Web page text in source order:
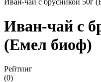
Иван-чай с
(Емел биоф)
Рейтинг
(0)